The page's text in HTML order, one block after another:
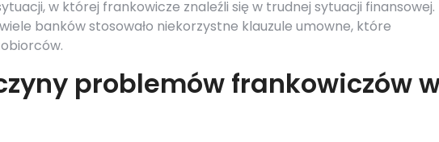
w której frankowicze znaleźli się w trudnej sytuacji finansowej.
banków stosowało niekorzystne klauzule umowne, które
problemów frankowiczów